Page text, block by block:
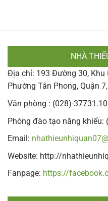
NHÀ
Địa chỉ: 193 Đường 30,
Phường Tân Phong, Quận 7,
Văn phòng : (028)-
Phòng đào tạo năng khiếu:
Email:
Website: http://
Fanpage: https://